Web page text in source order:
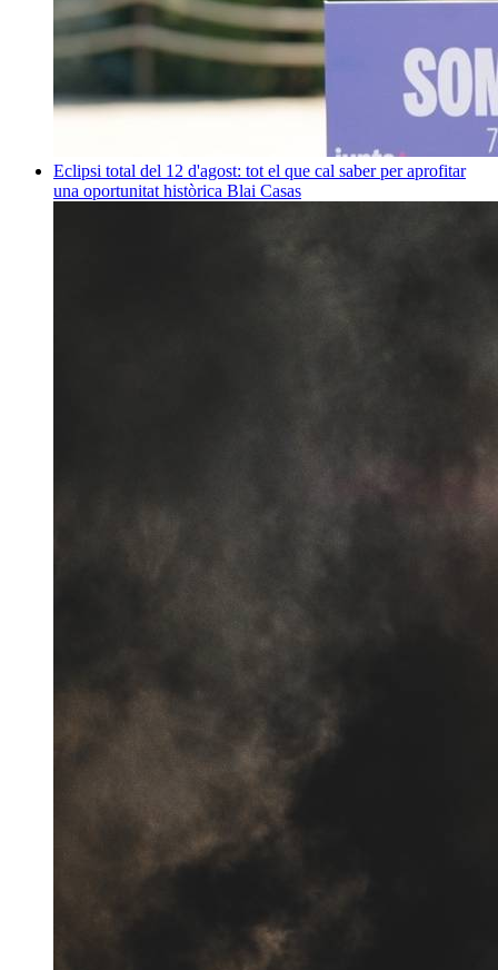
Eclipsi total del 12 d'agost: tot el que cal saber per aprofitar
una oportunitat històrica Blai Casas